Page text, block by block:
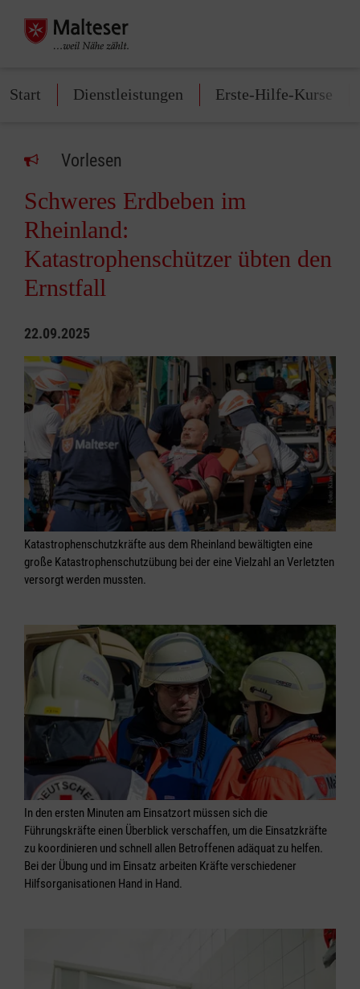
Start Dienstleistungen Erste-Hilfe-Kurse
Vorlesen
Schweres Erdbeben im
Rheinland:
Katastrophenschützer übten den
Ernstfall
22.09.2025
Katastrophenschutzkräfte aus dem Rheinland bewältigten eine
große Katastrophenschutzübung bei der eine Vielzahl an Verletzten
versorgt werden mussten.
In den ersten Minuten am Einsatzort müssen sich die
Führungskräfte einen Überblick verschaffen, um die Einsatzkräfte
zu koordinieren und schnell allen Betroffenen adäquat zu helfen.
Bei der Übung und im Einsatz arbeiten Kräfte verschiedener
Hilfsorganisationen Hand in Hand.